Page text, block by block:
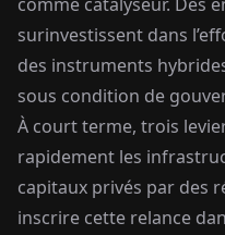
surinvestissent dans
des instruments
sous condition de
À court terme, trois
rapidement les
capitaux privés par des
inscrire cette relance